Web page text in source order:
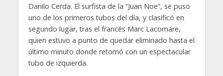
Danilo Cerda. El surfista de la “Juan Noe”, se puso
uno de los primeros tubos del día, y clasificó en
segundo lugar, tras el francés Marc Lacomare,
quien estuvo a punto de quedar eliminado hasta el
último minuto donde retomó con un espectacular
tubo de izquierda.